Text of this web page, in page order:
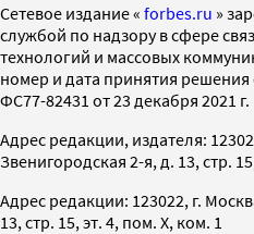
Cетевое издание « forbes.ru »
службой по надзору в сфере
технологий и массовых
номер и дата принятия
ФС77-82431 от 23 декабря 2021 г.
Адрес редакции, издателя:
Звенигородская 2-я, д. 13, стр.
Адрес редакции: 123022, г.
13, стр. 15, эт. 4, пом. X, ком. 1